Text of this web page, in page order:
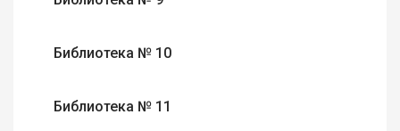
Библиотека № 10
Библиотека № 11